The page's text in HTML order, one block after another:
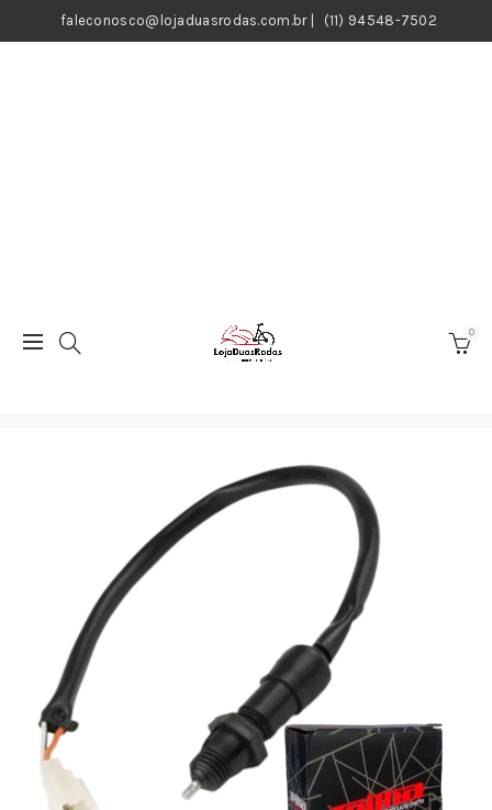
faleconosco@lojaduasrodas.com.br| (11) 94548-7502
0